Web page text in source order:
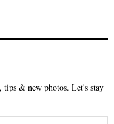
tips & new photos. Let's stay